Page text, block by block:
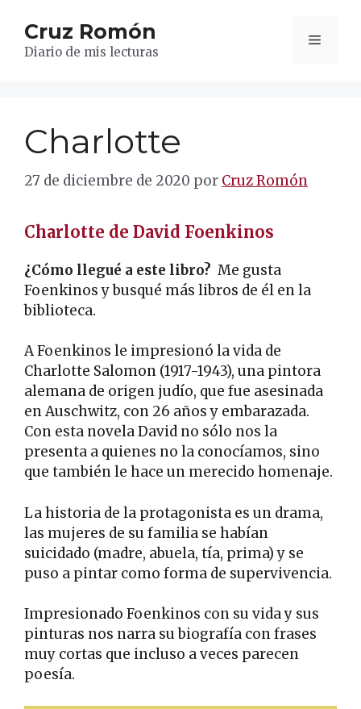
contenido
Cruz Romón
Diario de mis lecturas
Menú
Charlotte
27 de diciembre de 2020 por Cruz Romón
Charlotte de David Foenkinos
¿Cómo llegué a este libro? Me gusta
Foenkinos y busqué más libros de él en la
biblioteca.
A Foenkinos le impresionó la vida de
Charlotte Salomon (1917-1943), una pintora
alemana de origen judío, que fue asesinada
en Auschwitz, con 26 años y embarazada.
Con esta novela David no sólo nos la
presenta a quienes no la conocíamos, sino
que también le hace un merecido homenaje.
La historia de la protagonista es un drama,
las mujeres de su familia se habían
suicidado (madre, abuela, tía, prima) y se
puso a pintar como forma de supervivencia.
Impresionado Foenkinos con su vida y sus
pinturas nos narra su biografía con frases
muy cortas que incluso a veces parecen
poesía.